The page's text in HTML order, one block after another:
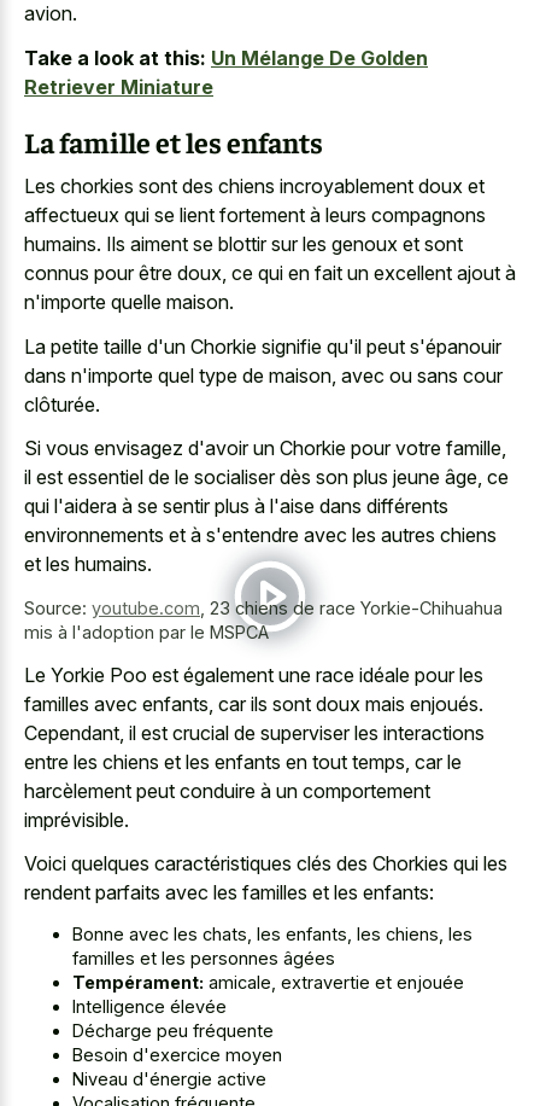
avion.
Take a look at this: Un Mélange De Golden
Retriever Miniature
La famille et les enfants
Les chorkies sont des chiens incroyablement doux et
affectueux qui se lient fortement à leurs compagnons
humains. Ils aiment se blottir sur les genoux et sont
connus pour être doux, ce qui en fait un excellent ajout à
n'importe quelle maison.
La petite taille d'un Chorkie signifie qu'il peut s'épanouir
dans n'importe quel type de maison, avec ou sans cour
clôturée.
Si vous envisagez d'avoir un Chorkie pour votre famille,
il est essentiel de le socialiser dès son plus jeune âge, ce
qui l'aidera à se sentir plus à l'aise dans différents
environnements et à s'entendre avec les autres chiens
et les humains.
Source: youtube.com 23 chiens de race Yorkie-Chihuahua
mis à l'adoption par le MSPCA
Le Yorkie Poo est également une race idéale pour les
familles avec enfants, car ils sont doux mais enjoués.
Cependant, il est crucial de superviser les interactions
entre les chiens et les enfants en tout temps, car le
harcèlement peut conduire à un comportement
imprévisible.
Voici quelques caractéristiques clés des Chorkies qui les
rendent parfaits avec les familles et les enfants:
Bonne avec les chats, les enfants, les chiens, les
familles et les personnes âgées
Tempérament: amicale, extravertie et enjouée
Intelligence élevée
Décharge peu fréquente
Besoin d'exercice moyen
Niveau d'énergie active